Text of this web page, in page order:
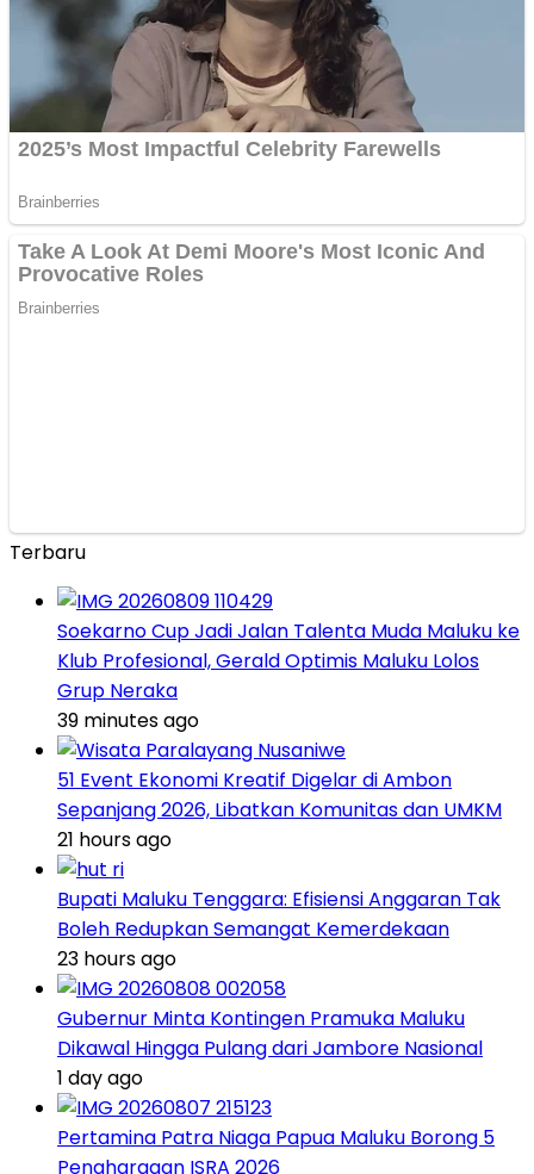
Terbaru
Soekarno Cup Jadi Jalan Talenta Muda Maluku ke
Klub Profesional, Gerald Optimis Maluku Lolos
Grup Neraka
39 minutes ago
51 Event Ekonomi Kreatif Digelar di Ambon
Sepanjang 2026, Libatkan Komunitas dan UMKM
21 hours ago
Bupati Maluku Tenggara: Efisiensi Anggaran Tak
Boleh Redupkan Semangat Kemerdekaan
23 hours ago
Gubernur Minta Kontingen Pramuka Maluku
Dikawal Hingga Pulang dari Jambore Nasional
1 day ago
Pertamina Patra Niaga Papua Maluku Borong 5
Penghargaan ISRA 2026